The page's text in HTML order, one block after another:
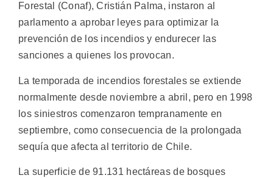
Forestal (Conaf), Cristián Palma, instaron al
parlamento a aprobar leyes para optimizar la
prevención de los incendios y endurecer las
sanciones a quienes los provocan.
La temporada de incendios forestales se extiende
normalmente desde noviembre a abril, pero en 1998
los siniestros comenzaron tempranamente en
septiembre, como consecuencia de la prolongada
sequía que afecta al territorio de Chile.
La superficie de 91.131 hectáreas de bosques